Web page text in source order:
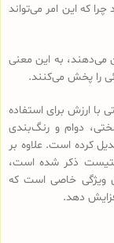
که این امر می‌تواند
می‌دهند، به این معنی
را پخش می‌کنند.
با ارزش برای استفاده
دوام و رنگ‌بندی
کرده است. علاوه بر
ذکر شده است،
ویژگی خاصی است که
دهد.